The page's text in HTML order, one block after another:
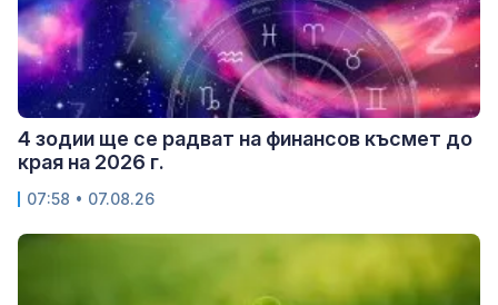
4 зодии ще се радват на финансов късмет до
края на 2026 г.
07:58 • 07.08.26